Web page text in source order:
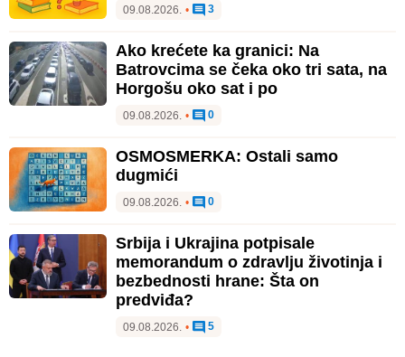
09.08.2026. • 3
Ako krećete ka granici: Na
Batrovcima se čeka oko tri sata, na
Horgošu oko sat i po
09.08.2026. • 0
OSMOSMERKA: Ostali samo
dugmići
09.08.2026. • 0
Srbija i Ukrajina potpisale
memorandum o zdravlju životinja i
bezbednosti hrane: Šta on
predviđa?
09.08.2026. • 5